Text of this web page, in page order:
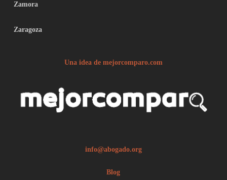
Zamora
Zaragoza
Una idea de mejorcomparo.com
info@abogado.org
Blog